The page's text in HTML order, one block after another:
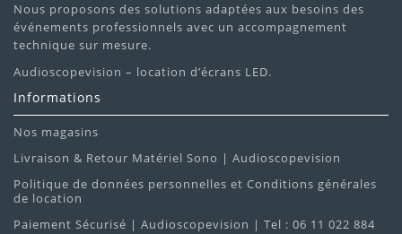
Nous proposons des solutions adaptées aux besoins des
événements professionnels avec un accompagnement
technique sur mesure.
Audioscopevision – location d’écrans LED.
Informations
Nos magasins
Livraison & Retour Matériel Sono | Audioscopevision
Politique de données personnelles et Conditions générales
de location
Paiement Sécurisé | Audioscopevision | Tel : 06 11 022 884